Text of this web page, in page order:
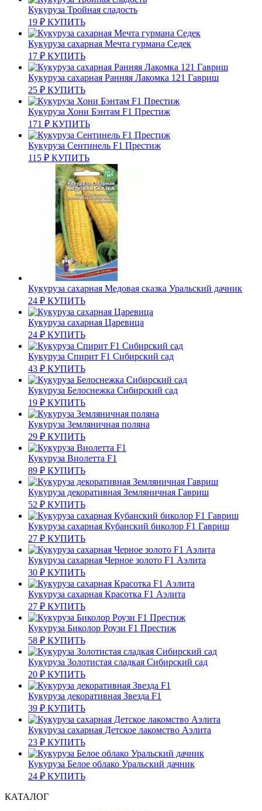
Кукуруза Тройная сладость
19 ₽ КУПИТЬ
Кукуруза сахарная Мечта гурмана Седек
17 ₽ КУПИТЬ
Кукуруза сахарная Ранняя Лакомка 121 Гавриш
25 ₽ КУПИТЬ
Кукуруза Хони Бэнтам F1 Престиж
171 ₽ КУПИТЬ
Кукуруза Сентинель F1 Престиж
115 ₽ КУПИТЬ
Кукуруза сахарная Медовая сказка Уральский дачник
24 ₽ КУПИТЬ
Кукуруза сахарная Царевица
24 ₽ КУПИТЬ
Кукуруза Спирит F1 Сибирский сад
43 ₽ КУПИТЬ
Кукуруза Белоснежка Сибирский сад
19 ₽ КУПИТЬ
Кукуруза Земляничная поляна
29 ₽ КУПИТЬ
Кукуруза Виолетта F1
89 ₽ КУПИТЬ
Кукуруза декоративная Земляничная Гавриш
52 ₽ КУПИТЬ
Кукуруза сахарная Кубанский биколор F1 Гавриш
27 ₽ КУПИТЬ
Кукуруза сахарная Черное золото F1 Аэлита
30 ₽ КУПИТЬ
Кукуруза сахарная Красотка F1 Аэлита
27 ₽ КУПИТЬ
Кукуруза Биколор Роузи F1 Престиж
58 ₽ КУПИТЬ
Кукуруза Золотистая сладкая Сибирский сад
20 ₽ КУПИТЬ
Кукуруза декоративная Звезда F1
39 ₽ КУПИТЬ
Кукуруза сахарная Детское лакомство Аэлита
23 ₽ КУПИТЬ
Кукуруза Белое облако Уральский дачник
24 ₽ КУПИТЬ
КАТАЛОГ